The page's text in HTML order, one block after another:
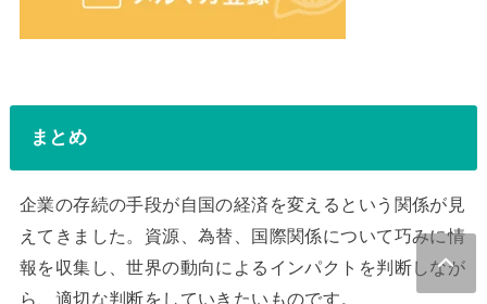
まとめ
企業の存続の手段が自国の経済を変えるという関係が見
えてきました。資源、為替、国際関係について巧みに情
報を収集し、世界の動向によるインパクトを判断しなが
ら、適切な判断をしていきたいものです。